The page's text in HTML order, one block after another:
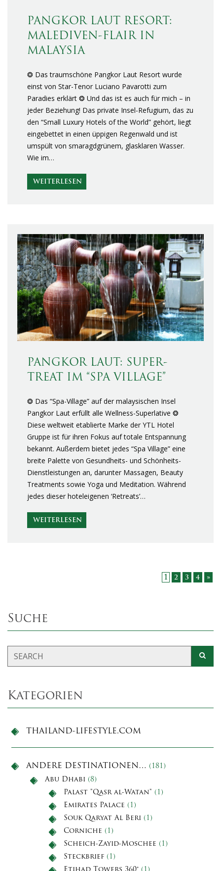
PANGKOR LAUT RESORT:
MALEDIVEN-FLAIR IN
MALAYSIA
❂ Das traumschöne Pangkor Laut Resort wurde
einst von Star-Tenor Luciano Pavarotti zum
Paradies erklärt ❂ Und das ist es auch für mich – in
jeder Beziehung! Das private Insel-Refugium, das zu
den “Small Luxury Hotels of the World” gehört, liegt
eingebettet in einen üppigen Regenwald und ist
umspült von smaragdgrünem, glasklaren Wasser.
Wie im…
WEITERLESEN
PANGKOR LAUT: SUPER-
TREAT IM “SPA VILLAGE”
❂ Das “Spa-Village” auf der malaysischen Insel
Pangkor Laut erfüllt alle Wellness-Superlative ❂
Diese weltweit etablierte Marke der YTL Hotel
Gruppe ist für ihren Fokus auf totale Entspannung
bekannt. Außerdem bietet jedes “Spa Village” eine
breite Palette von Gesundheits- und Schönheits-
Dienstleistungen an, darunter Massagen, Beauty
Treatments sowie Yoga und Meditation. Während
jedes dieser hoteleigenen ‘Retreats’…
WEITERLESEN
1 2 3 4 »
Suche
Kategorien
THAILAND-LIFESTYLE.COM
ANDERE DESTINATIONEN… (181)
Abu Dhabi (8)
Palast "Qasr al-Watan" (1)
Emirates Palace (1)
Souk Qaryat Al Beri (1)
Corniche (1)
Scheich-Zayid-Moschee (1)
Steckbrief (1)